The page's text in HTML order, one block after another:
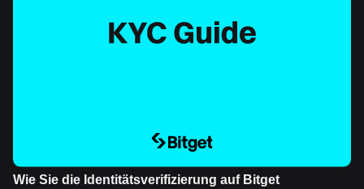
Wie Sie die Identitätsverifizierung auf Bitget